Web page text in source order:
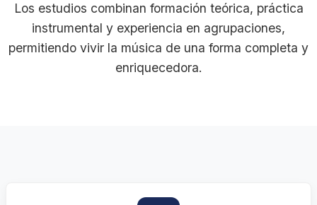
Los estudios combinan formación teórica, práctica
instrumental y experiencia en agrupaciones,
permitiendo vivir la música de una forma completa y
enriquecedora.